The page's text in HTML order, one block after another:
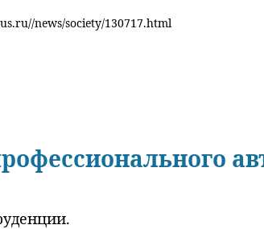
news/society/130717.html